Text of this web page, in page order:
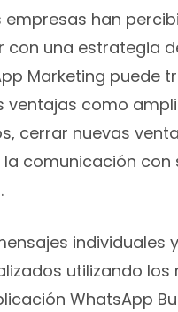
empresas han
con una estrategia
Marketing puede
ventajas como
cerrar nuevas
comunicación con
individuales y
utilizando los
WhatsApp